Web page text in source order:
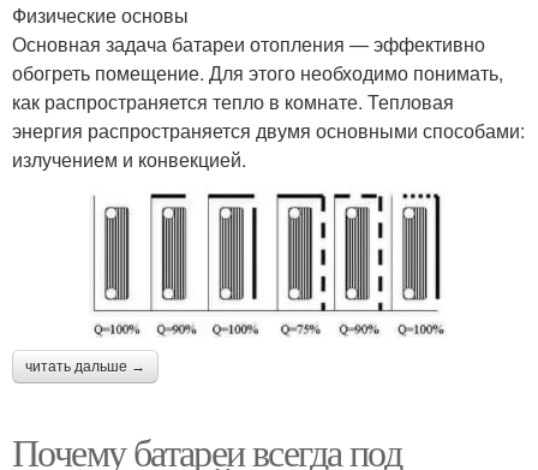
Физические основы
Основная задача батареи отопления — эффективно
обогреть помещение. Для этого необходимо понимать,
как распространяется тепло в комнате. Тепловая
энергия распространяется двумя основными способами:
излучением и конвекцией.
читать дальше →
Почему батареи всегда под